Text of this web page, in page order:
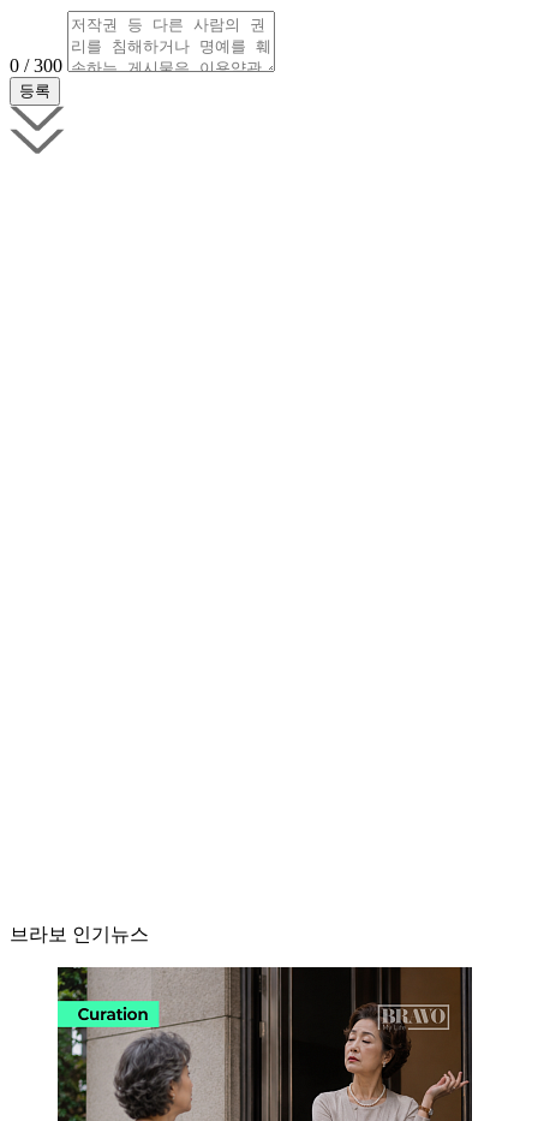
0 / 300
브라보 인기뉴스